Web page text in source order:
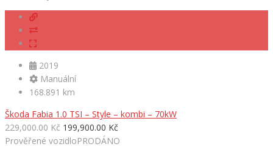
2019
Manuální
168.891 km
Škoda Fabia 1.0 TSI – Style – kombi – 70kW
229,000.00 Kč 199,900.00 Kč
Prověřené vozidloPRODÁNO